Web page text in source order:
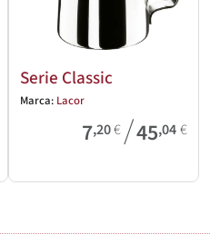
Serie Classic
Marca: Lacor
7,20€/45,04€